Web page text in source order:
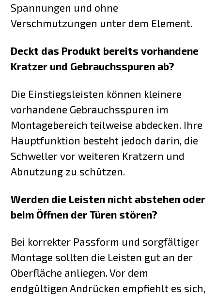
Spannungen und ohne
Verschmutzungen unter dem Element.
Deckt das Produkt bereits vorhandene
Kratzer und Gebrauchsspuren ab?
Die Einstiegsleisten können kleinere
vorhandene Gebrauchsspuren im
Montagebereich teilweise abdecken. Ihre
Hauptfunktion besteht jedoch darin, die
Schweller vor weiteren Kratzern und
Abnutzung zu schützen.
Werden die Leisten nicht abstehen oder
beim Öffnen der Türen stören?
Bei korrekter Passform und sorgfältiger
Montage sollten die Leisten gut an der
Oberfläche anliegen. Vor dem
endgültigen Andrücken empfiehlt es sich,